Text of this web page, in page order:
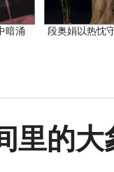
暗涌 段奥娟以热忱
里的